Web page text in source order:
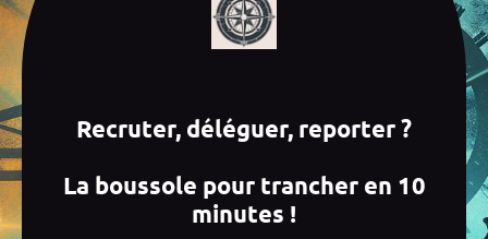
Recruter, déléguer, reporter ?
La boussole pour trancher en 10
minutes !